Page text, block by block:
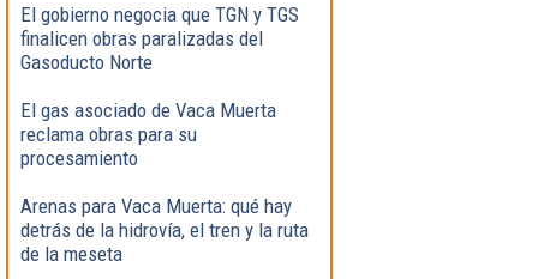
El gobierno negocia que TGN y TGS
finalicen obras paralizadas del
Gasoducto Norte
El gas asociado de Vaca Muerta
reclama obras para su
procesamiento
Arenas para Vaca Muerta: qué hay
detrás de la hidrovía, el tren y la ruta
de la meseta